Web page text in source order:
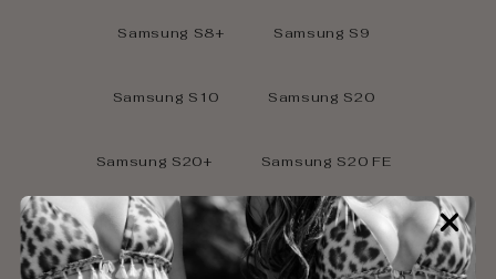
Samsung S8+ Samsung S9
Samsung S10 Samsung S20
Samsung S20+ Samsung S20 FE
Samsung S20 5G Samsung S20 Ultra